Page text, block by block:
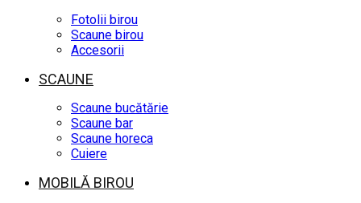
Fotolii birou
Scaune birou
Accesorii
SCAUNE
Scaune bucătărie
Scaune bar
Scaune horeca
Cuiere
MOBILĂ BIROU